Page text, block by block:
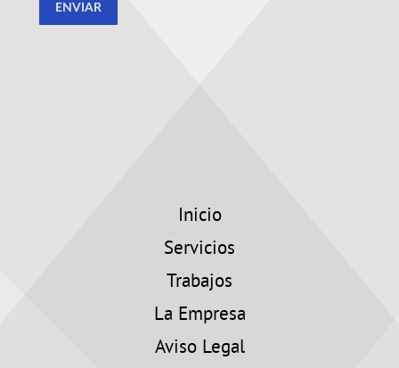
ENVIAR
Inicio
Servicios
Trabajos
La Empresa
Aviso Legal